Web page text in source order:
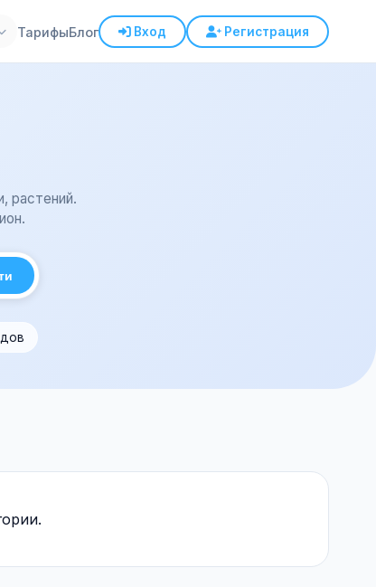
ТарифыБлог Вход Регистрация
растений.